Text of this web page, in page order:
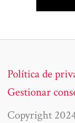
Política de
Gestionar
Copyright